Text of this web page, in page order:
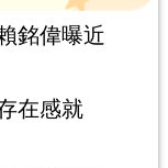
銘偉曝近
在感就